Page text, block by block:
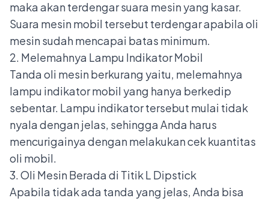
maka akan terdengar suara mesin yang kasar.
Suara mesin mobil tersebut terdengar apabila oli
mesin sudah mencapai batas minimum.
2. Melemahnya Lampu Indikator Mobil
Tanda oli mesin berkurang yaitu, melemahnya
lampu indikator mobil yang hanya berkedip
sebentar. Lampu indikator tersebut mulai tidak
nyala dengan jelas, sehingga Anda harus
mencurigainya dengan melakukan cek kuantitas
oli mobil.
3. Oli Mesin Berada di Titik L Dipstick
Apabila tidak ada tanda yang jelas, Anda bisa